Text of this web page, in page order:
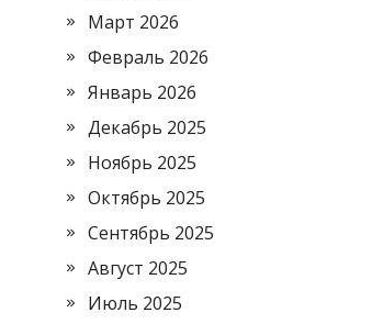
Март 2026
Февраль 2026
Январь 2026
Декабрь 2025
Ноябрь 2025
Октябрь 2025
Сентябрь 2025
Август 2025
Июль 2025